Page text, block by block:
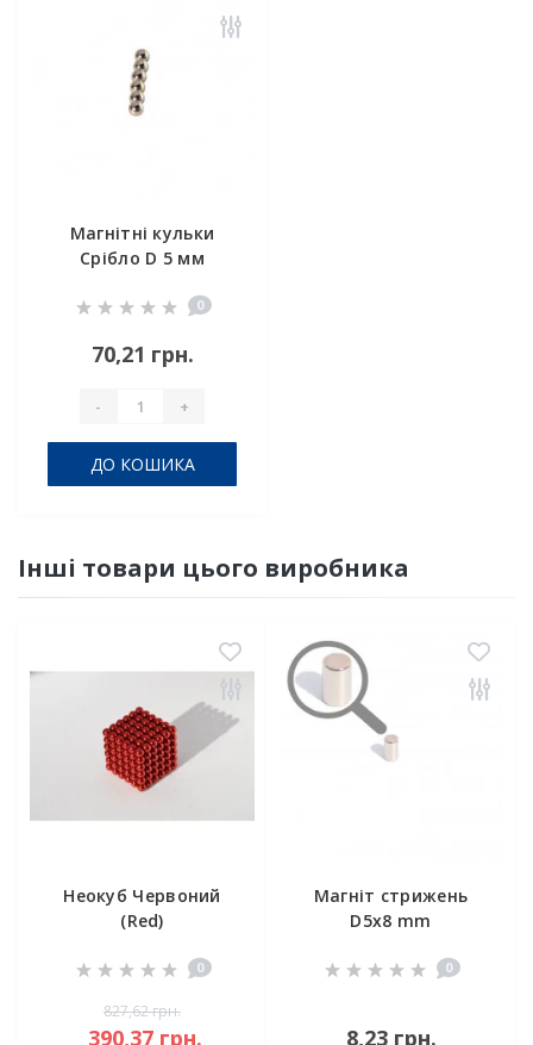
Магнітні кульки
Срібло D 5 мм
0
70,21 грн.
- +
ДО КОШИКА
Інші товари цього виробника
Неокуб Червоний
(Red)
0
827,62 грн.
390,37 грн.
Магніт стрижень
D5x8 mm
0
8,23 грн.